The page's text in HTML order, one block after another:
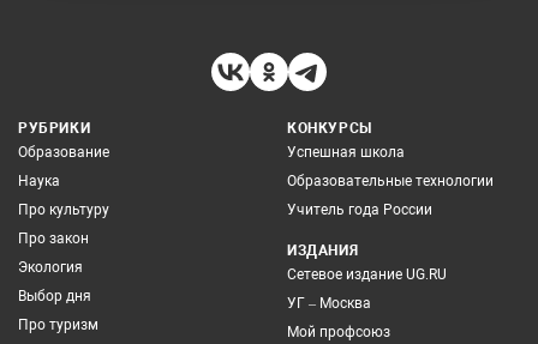
РУБРИКИ
Образование
Наука
Про культуру
Про закон
Экология
Выбор дня
Про туризм
КОНКУРСЫ
Успешная школа
Образовательные технологии
Учитель года России
ИЗДАНИЯ
Сетевое издание UG.RU
УГ – Москва
Мой профсоюз